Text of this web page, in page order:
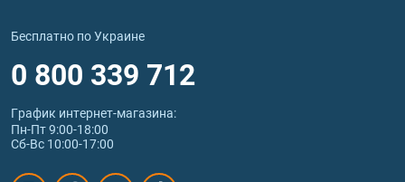
радиации, замедляет процессы клеточного
защищает и стабилизирует клеточные мембраны;
проницаемость капилляров;
подавляет синтез медиаторов воспаления,
Бесплатно по Украине
0 800 339 712
График интернет‑магазина:
Пн-Пт 9:00-18:00
Сб-Вс 10:00-17:00